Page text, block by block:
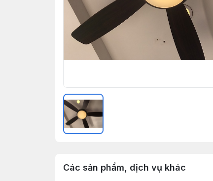
Các sản phẩm, dịch vụ khác